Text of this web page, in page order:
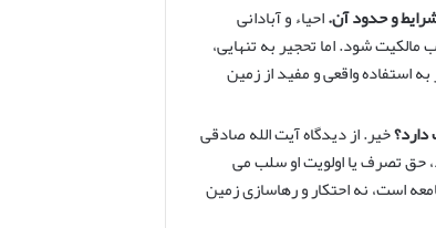
و حدود آن.احیاء و آبادانی
شود. اما تحجیر به تنهایی،
استفاده واقعی و مفید از زمین
خیر. از دیدگاه آیت الله صادقی
حق تصرف یا اولویت او سلب می
است، نه احتکار و رهاسازی زمین